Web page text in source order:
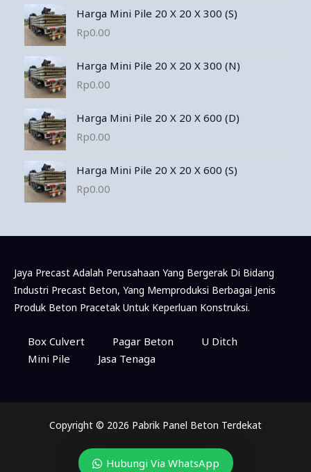
Harga Mini Pile 20 X 20 X 300 (S)
Rp0.00
Harga Mini Pile 20 X 20 X 300 (N)
Rp0.00
Harga Mini Pile 20 X 20 X 600 (D)
Rp0.00
Harga Mini Pile 20 X 20 X 600 (S)
Rp0.00
Jaya Precast Adalah Perusahaan Yang Bergerak Di Bidang
Industri Precast Beton, Yang Memproduksi Berbagai Jenis
Produk Beton Pracetak Untuk Keperluan Konstruksi.
Box Culvert Pagar Beton
U Ditch
Mini Pile
Jasa Tenaga
Copyright © 2026 Pabrik Panel Beton Terdekat
Hubungi Via WhatsApp